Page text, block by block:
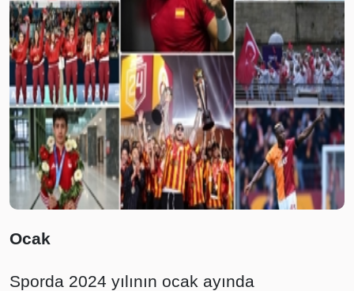
Ocak
Sporda 2024 yılının ocak ayında